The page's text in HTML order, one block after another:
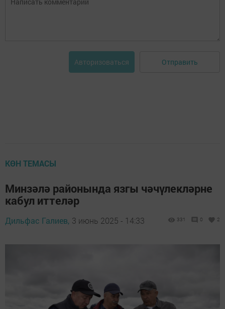
Авторизоваться Отправить
КӨН ТЕМАСЫ
Минзәлә районында язгы чәчүлекләрне
кабул иттеләр
Дильфас Галиев, 3 июнь 2025 - 14:33 331 0 2